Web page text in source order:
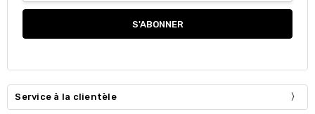
Service à la clientèle